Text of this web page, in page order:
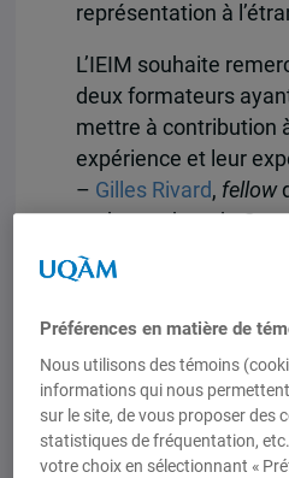
représentation à
L’IEIM souhaite
deux formateurs
mettre à contribution
expérience et leur
– Gilles Rivard, fellow
ambassadeur du
Nations unies;
–Stéphanie Allard-
générale du Québec à
Un merci spécial à
responsable des
l’IEIM, pour avoir
avec rigueur et
Préférences en matière de
Nous utilisons des témoins
informations qui nous
sur le site, de vous proposer des
statistiques de fréquentation,
votre choix en sélectionnant «